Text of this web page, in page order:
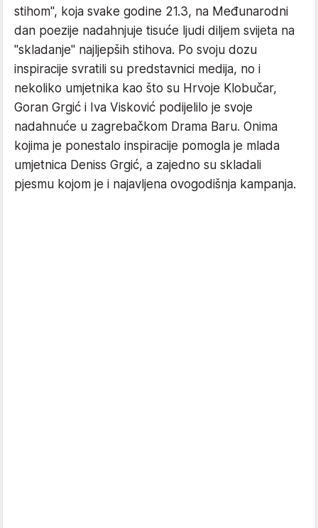
stihom", koja svake godine 21.3, na Međunarodni
dan poezije nadahnjuje tisuće ljudi diljem svijeta na
"skladanje" najljepših stihova. Po svoju dozu
inspiracije svratili su predstavnici medija, no i
nekoliko umjetnika kao što su Hrvoje Klobučar,
Goran Grgić i Iva Visković podijelilo je svoje
nadahnuće u zagrebačkom Drama Baru. Onima
kojima je ponestalo inspiracije pomogla je mlada
umjetnica Deniss Grgić, a zajedno su skladali
pjesmu kojom je i najavljena ovogodišnja kampanja.